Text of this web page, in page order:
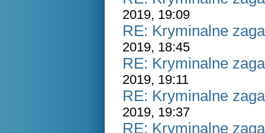
2019, 19:09
RE: Kryminalne
2019, 18:45
RE: Kryminalne
2019, 19:11
RE: Kryminalne
2019, 19:37
RE: Kryminalne